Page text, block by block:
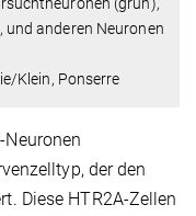
und anderen Neuronen
Klein, Ponserre
Neuronen
der den
Diese HTR2A-Zellen